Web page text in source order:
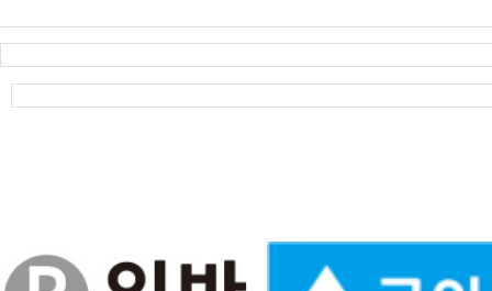
인천 인천 계양구 태권도 정사
위례 태권도 사범님 구인